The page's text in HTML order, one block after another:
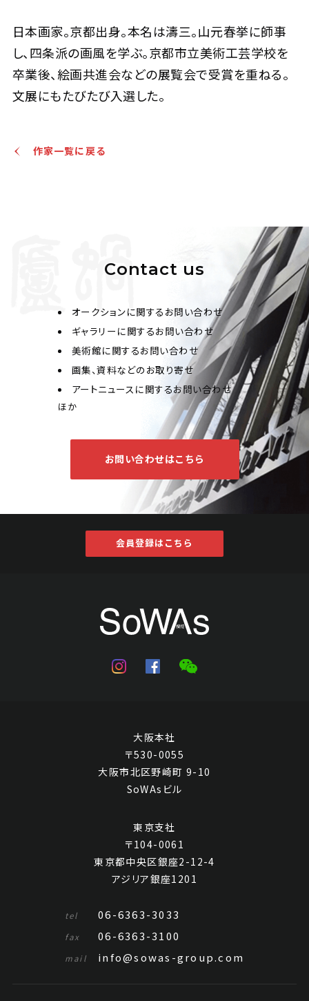
日本画家。京都出身。本名は濤三。山元春挙に師事
し、四条派の画風を学ぶ。京都市立美術工芸学校を
卒業後、絵画共進会などの展覧会で受賞を重ねる。
文展にもたびたび入選した。
作家一覧に戻る
Contact us
オークションに関するお問い合わせ
ギャラリーに関するお問い合わせ
美術館に関するお問い合わせ
画集、資料などのお取り寄せ
アートニュースに関するお問い合わせ
ほか
お問い合わせはこちら
会員登録はこちら
大阪本社
〒530-0055
大阪市北区野崎町 9-10
SoWAsビル
東京支社
〒104-0061
東京都中央区銀座2-12-4
アジリア銀座1201
tel 06-6363-3033
fax 06-6363-3100
mail info@sowas-group.com